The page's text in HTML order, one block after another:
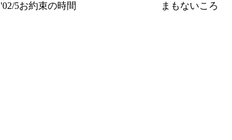
'02/5お約束の時間 まもないころ